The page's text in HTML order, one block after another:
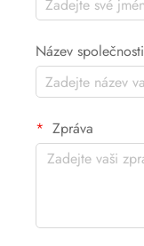
Název společnosti
Zpráva